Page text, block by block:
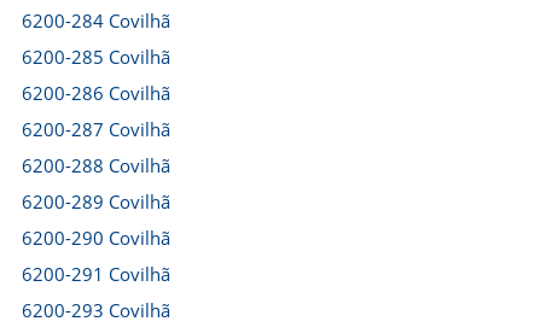
6200-284 Covilhã
6200-285 Covilhã
6200-286 Covilhã
6200-287 Covilhã
6200-288 Covilhã
6200-289 Covilhã
6200-290 Covilhã
6200-291 Covilhã
6200-293 Covilhã